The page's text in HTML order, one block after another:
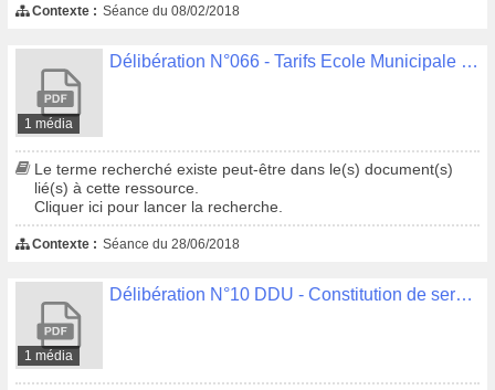
Contexte : Séance du 08/02/2018
1 média
Délibération N°066 - Tarifs Ecole Municipale Multisports 2018-2019 Aide à la pratique sportive 'Chèque du petit sportif 2018-2019'
Le terme recherché existe peut-être dans le(s) document(s)
lié(s) à cette ressource.
Cliquer ici pour lancer la recherche.
Contexte : Séance du 28/06/2018
1 média
Délibération N°10 DDU - Constitution de servitudes rue de Stang Bihan